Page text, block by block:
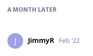
A MONTH LATER
J JimmyR Feb '22